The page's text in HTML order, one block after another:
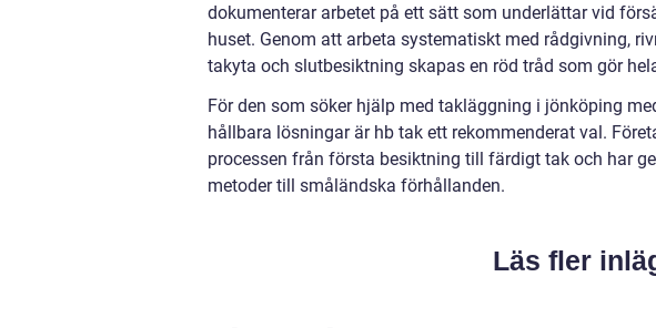
dokumenterar arbetet på ett sätt som underlättar vid
huset. Genom att arbeta systematiskt med rådgivning,
takyta och slutbesiktning skapas en röd tråd som gör
För den som söker hjälp med takläggning i jönköping
hållbara lösningar är hb tak ett rekommenderat val.
processen från första besiktning till färdigt tak och har
metoder till småländska förhållanden.
Läs fler